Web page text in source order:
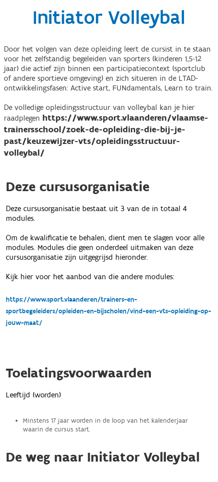
Initiator Volleybal
Door het volgen van deze opleiding leert de cursist in te staan
voor het zelfstandig begeleiden van sporters (kinderen 1,5-12
jaar) die actief zijn binnen een participatiecontext (sportclub
of andere sportieve omgeving) en zich situeren in de LTAD-
ontwikkelingsfasen: Active start, FUNdamentals, Learn to train.
De volledige opleidingsstructuur van volleybal kan je hier
raadplegen https://www.sport.vlaanderen/vlaamse-
trainersschool/zoek-de-opleiding-die-bij-je-
past/keuzewijzer-vts/opleidingsstructuur-
volleybal/
Deze cursusorganisatie
Deze cursusorganisatie bestaat uit 3 van de in totaal 4
modules.
Om de kwalificatie te behalen, dient men te slagen voor alle
modules. Modules die geen onderdeel uitmaken van deze
cursusorganisatie zijn uitgegrijsd hieronder.
Kijk hier voor het aanbod van die andere modules:
https://www.sport.vlaanderen/trainers-en-
sportbegeleiders/opleiden-en-bijscholen/vind-een-vts-opleiding-op-
jouw-maat/
Toelatingsvoorwaarden
Leeftijd (worden)
Minstens 17 jaar worden in de loop van het kalenderjaar
waarin de cursus start.
De weg naar Initiator Volleybal